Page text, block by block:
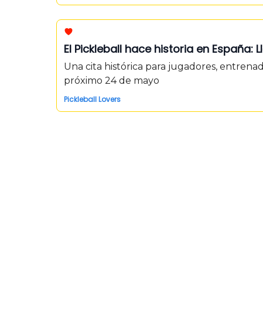
El Pickleball hace historia en España:
Una cita histórica para jugadores,
próximo 24 de mayo
Pickleball Lovers